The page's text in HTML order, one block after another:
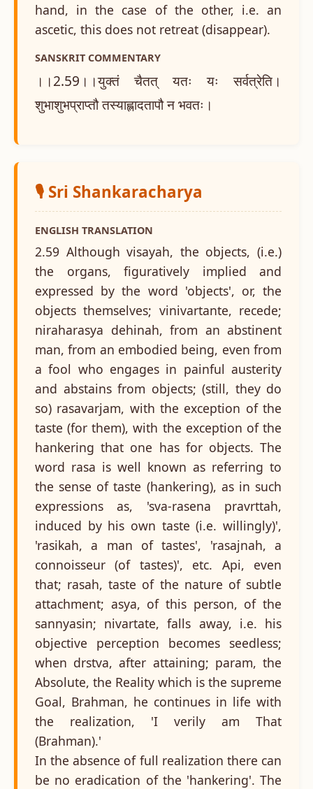
hand, in the case of the other, i.e. an
ascetic, this does not retreat (disappear).
SANSKRIT COMMENTARY
।।2.59।।युक्तं चैतत् यतः यः सर्वत्रेति।
शुभाशुभप्राप्तौ तस्याह्लादतापौ न भवतः।
🎙️ Sri Shankaracharya
ENGLISH TRANSLATION
2.59 Although visayah, the objects, (i.e.)
the organs, figuratively implied and
expressed by the word 'objects', or, the
objects themselves; vinivartante, recede;
niraharasya dehinah, from an abstinent
man, from an embodied being, even from
a fool who engages in painful austerity
and abstains from objects; (still, they do
so) rasavarjam, with the exception of the
taste (for them), with the exception of the
hankering that one has for objects. The
word rasa is well known as referring to
the sense of taste (hankering), as in such
expressions as, 'sva-rasena pravrttah,
induced by his own taste (i.e. willingly)',
'rasikah, a man of tastes', 'rasajnah, a
connoisseur (of tastes)', etc. Api, even
that; rasah, taste of the nature of subtle
attachment; asya, of this person, of the
sannyasin; nivartate, falls away, i.e. his
objective perception becomes seedless;
when drstva, after attaining; param, the
Absolute, the Reality which is the supreme
Goal, Brahman, he continues in life with
the realization, 'I verily am That
(Brahman).'
In the absence of full realization there can
be no eradication of the 'hankering'. The